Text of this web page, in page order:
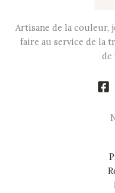
Artisane de la couleur,
faire au service de la
de